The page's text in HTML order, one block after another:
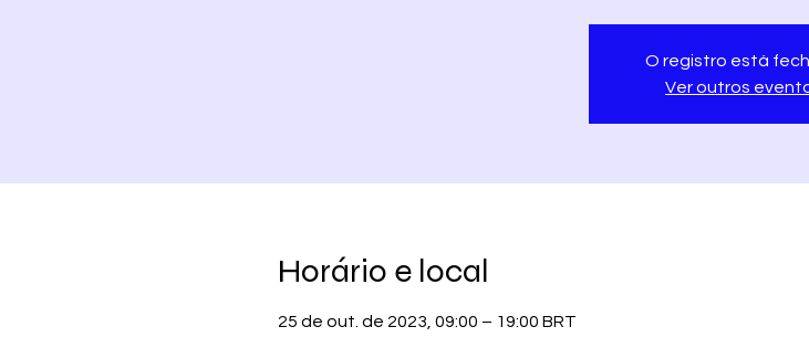
O registro está
Ver outros
Horário e local
25 de out. de 2023, 09:00 – 19:00 BRT